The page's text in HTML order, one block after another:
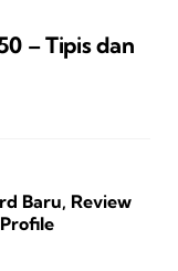
– Tipis dan
Baru, Review